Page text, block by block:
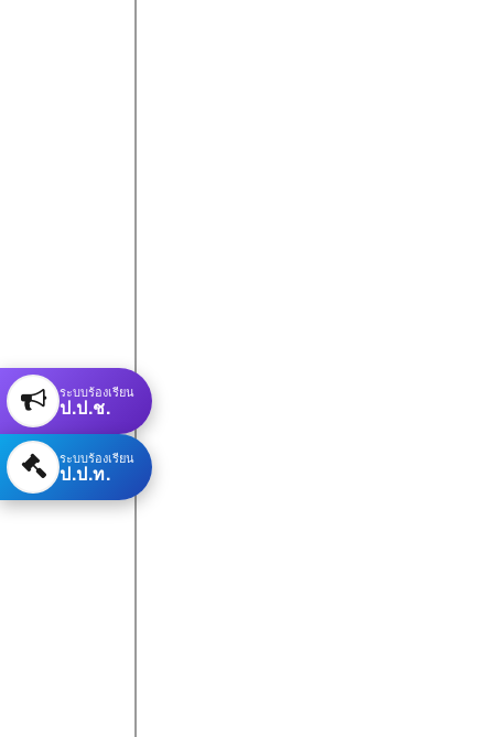
ระบบร้องเรียน
ป.ป.ช.
ระบบร้องเรียน
ป.ป.ท.